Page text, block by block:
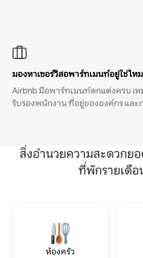
มองหาเซอร์วิสอพาร์ทเมนท์อยู่ใช่ไห
Airbnb มีอพาร์ทเมนท์ตกแต่งครบ เห
รับรองพนักงาน ที่อยู่ขององค์กร และ
สิ่งอำนวยความสะดวกย
ที่พักรายเดือ
ห้องครัว